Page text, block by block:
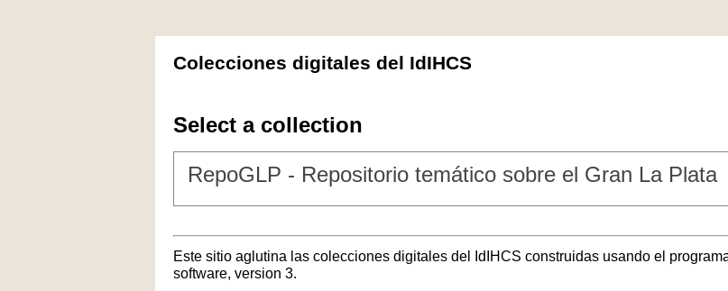
Colecciones digitales del IdIHCS
Select a collection
RepoGLP - Repositorio temático sobre el Gran La Plata
Este sitio aglutina las colecciones digitales del IdIHCS construidas usando el
software, version 3.